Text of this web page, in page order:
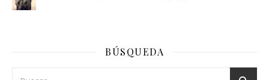
BÚSQUEDA